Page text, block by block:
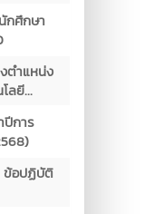
กศึกษา
ตำแหน่ง
ลยี...
การ
ข้อปฏิบัติ